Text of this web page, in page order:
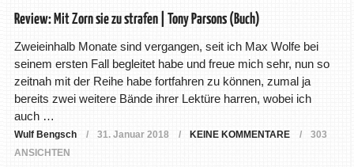
Review: Mit Zorn sie zu strafen | Tony Parsons (Buch)
Zweieinhalb Monate sind vergangen, seit ich Max Wolfe bei
seinem ersten Fall begleitet habe und freue mich sehr, nun so
zeitnah mit der Reihe habe fortfahren zu können, zumal ja
bereits zwei weitere Bände ihrer Lektüre harren, wobei ich
auch …
Wulf Bengsch 31. Januar 2018 KEINE KOMMENTARE
303
ANSICHTEN